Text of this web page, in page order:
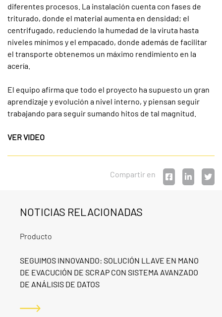
diferentes procesos. La instalación cuenta con fases de
triturado, donde el material aumenta en densidad; el
centrifugado, reduciendo la humedad de la viruta hasta
niveles mínimos y el empacado, donde además de facilitar
el transporte obtenemos un máximo rendimiento en la
acería.
El equipo afirma que todo el proyecto ha supuesto un gran
aprendizaje y evolución a nivel interno, y piensan seguir
trabajando para seguir sumando hitos de tal magnitud.
VER VIDEO
Compartir en
NOTICIAS RELACIONADAS
Producto
SEGUIMOS INNOVANDO: SOLUCIÓN LLAVE EN MANO
DE EVACUCIÓN DE SCRAP CON SISTEMA AVANZADO
DE ANÁLISIS DE DATOS